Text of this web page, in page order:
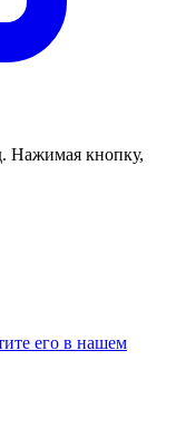
Нажимая кнопку,
его в нашем